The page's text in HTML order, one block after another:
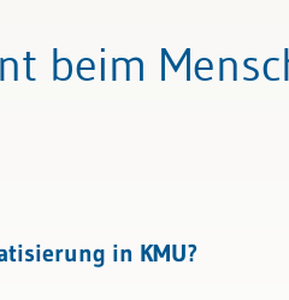
beim
in KMU?